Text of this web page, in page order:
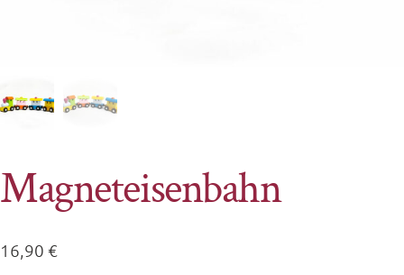
Magneteisenbahn
16,90 €